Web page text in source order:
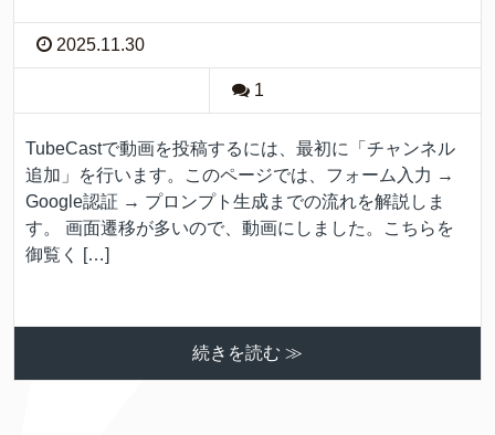
2025.11.30
1
TubeCastで動画を投稿するには、最初に「チャンネル
追加」を行います。このページでは、フォーム入力 →
Google認証 → プロンプト生成までの流れを解説しま
す。 画面遷移が多いので、動画にしました。こちらを
御覧く […]
続きを読む ≫